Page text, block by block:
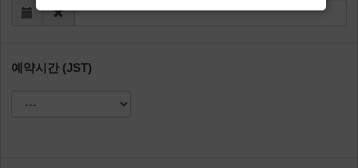
예약시간 (JST)